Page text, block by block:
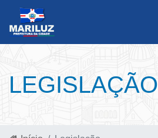
LEGISLAÇÃO